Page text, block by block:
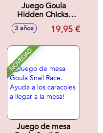
Juego Goula
Hidden Chicks.
Incluye 2 modos de
juego. Encuentra
completar la
gallina.
3 años 19,95 €
NOVEDAD
Juego de mesa